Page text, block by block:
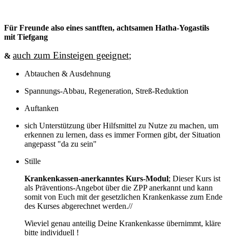
Für Freunde also eines santften, achtsamen Hatha-Yogastils
mit Tiefgang
& auch zum Einsteigen geeignet;
Abtauchen & Ausdehnung
Spannungs-Abbau, Regeneration, Streß-Reduktion
Auftanken
sich Unterstützung über Hilfsmittel zu Nutze zu machen, um
erkennen zu lernen, dass es immer Formen gibt, der Situation
angepasst "da zu sein"
Stille
Krankenkassen-anerkanntes Kurs-Modul; Dieser Kurs ist
als Präventions-Angebot über die ZPP anerkannt und kann
somit von Euch mit der gesetzlichen Krankenkasse zum Ende
des Kurses abgerechnet werden.//
Wieviel genau anteilig Deine Krankenkasse übernimmt, kläre
bitte individuell !